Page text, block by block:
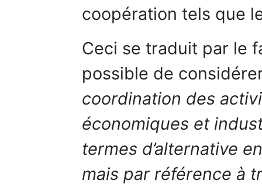
coopération tels que
Ceci se traduit par le
possible de
coordination des
économiques et
termes d’alternative
mais par référence à